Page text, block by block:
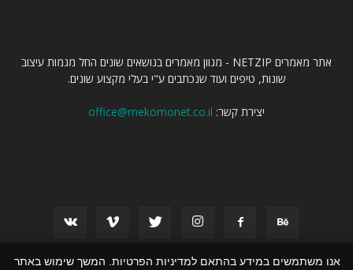
אתר מאמרים NETZIP - מגוון מאמרים בנושאים שונים החל מגמות עיצוב
שונות, טיפים ועוד שנכתבים ע"י בעלי מקצוע שונים.
יצירת קשר: office@mekomonet.co.il
אנו משתמשים במידע בהתאם למדיניות הפרטיות. המשך שימוש באתר